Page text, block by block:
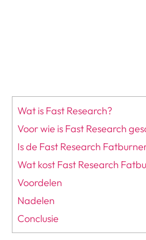
Wat is Fast Research?
Voor wie is Fast Research
Is de Fast Research
Wat kost Fast Research
Voordelen
Nadelen
Conclusie